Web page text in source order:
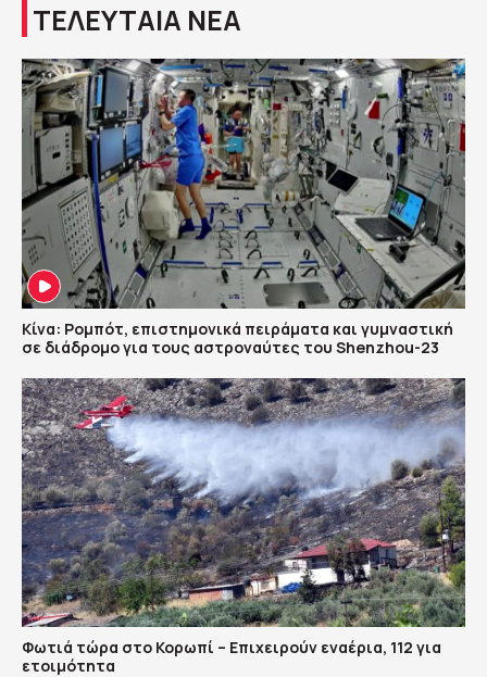
ΤΕΛΕΥΤΑΙΑ ΝΕΑ
Κίνα: Ρομπότ, επιστημονικά πειράματα και γυμναστική
σε διάδρομο για τους αστροναύτες του Shenzhou-23
Φωτιά τώρα στο Κορωπί – Επιχειρούν εναέρια, 112 για
ετοιμότητα